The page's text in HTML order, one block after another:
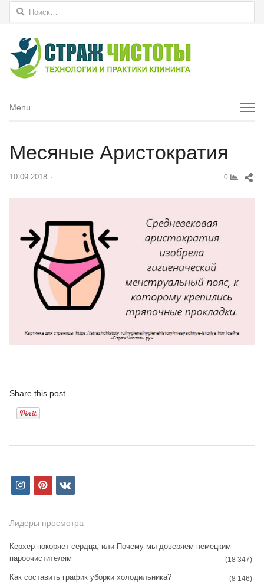
Найти:
Menu
Menu
Месяные Аристократия
10.09.2018 0
Share this post
i
s
a
g
p
n
e
r
v
Лидеры просмотра
Керхер покоряет сердца, или Почему мы доверяем немецким
пароочистителям
(18 347)
Как составить график уборки холодильника? (8 146)